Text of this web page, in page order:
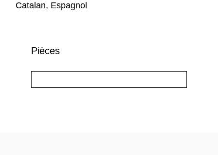
Catalan, Espagnol
Pièces